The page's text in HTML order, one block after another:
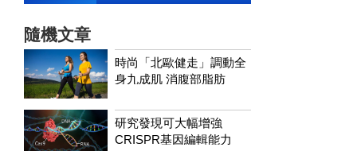
隨機文章
時尚「北歐健走」調動全
身九成肌 消腹部脂肪
研究發現可大幅增強
CRISPR基因編輯能力